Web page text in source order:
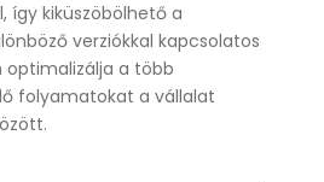
így kiküszöbölhető a
verziókkal kapcsolatos
optimalizálja a több
folyamatokat a vállalat